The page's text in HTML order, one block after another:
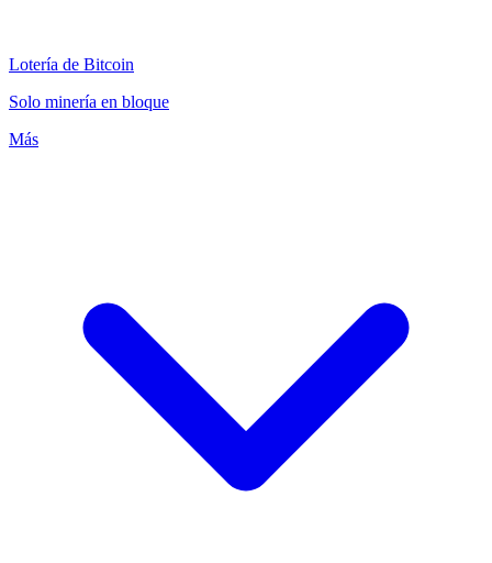
Lotería de Bitcoin
Solo minería en bloque
Más